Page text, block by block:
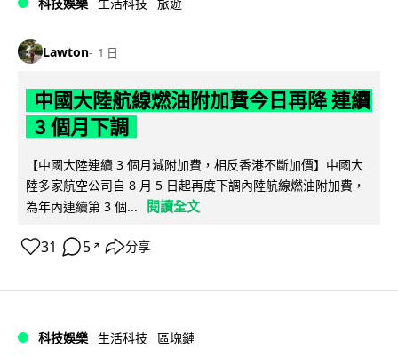
科技娛樂 生活科技 旅遊
Lawton 1 日
中國大陸航線燃油附加費今日再降 連續
3 個月下調
【中國大陸連續 3 個月減附加費，相反香港不斷加價】中國大
陸多家航空公司自 8 月 5 日起再度下調內陸航線燃油附加費，
為年內連續第 3 個...
閱讀全文
31 5 ↗ 分享
科技娛樂 生活科技 區塊鏈